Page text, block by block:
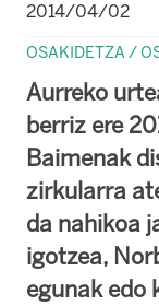
2014/04/02
OSAKIDETZA /
Aurreko
berriz ere
Baimenak
zirkularra
da nahikoa
igotzea,
egunak edo